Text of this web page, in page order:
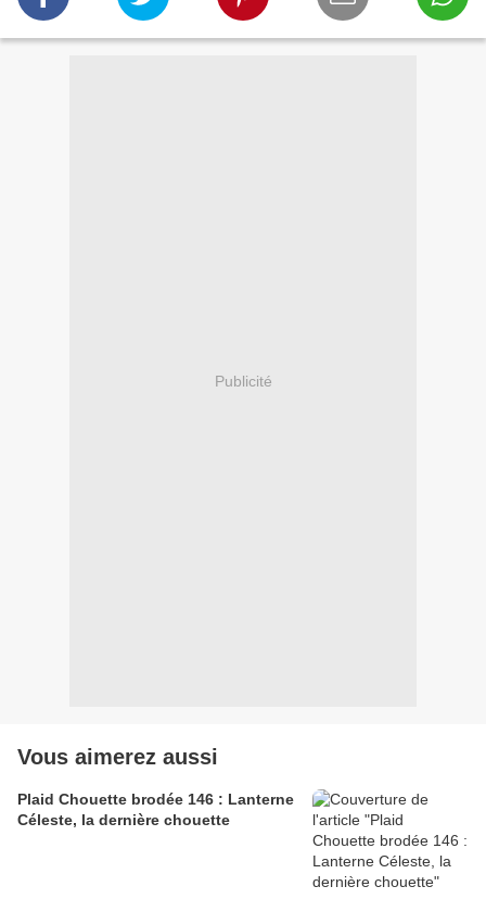
Publicité
Vous aimerez aussi
Plaid Chouette brodée 146 : Lanterne
Céleste, la dernière chouette